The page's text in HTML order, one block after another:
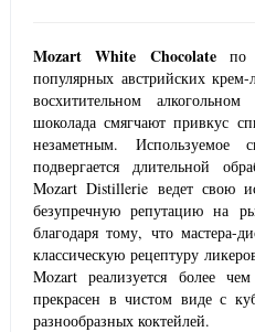
Mozart WhiteChocolate
по
популярных австрийских
восхитительном
шоколада смягчают привкус
незаметным. Используемое
подвергается длительной
Mozart Distillerie ведет свою
безупречную репутацию на
благодаря тому, что мастера-
классическую рецептуру
Mozart реализуется более
прекрасен в чистом виде с
разнообразных коктейлей.